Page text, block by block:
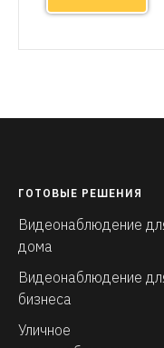
ГОТОВЫЕ РЕШЕНИЯ
Видеонаблюдение
дома
Видеонаблюдение
бизнеса
Уличное